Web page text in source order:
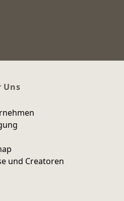
Uns
und Creatoren